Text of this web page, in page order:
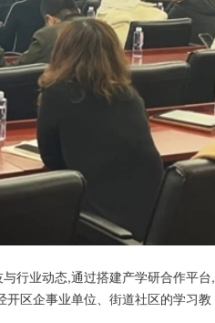
行业动态,通过搭建产学研合作平台,
区企事业单位、街道社区的学习教